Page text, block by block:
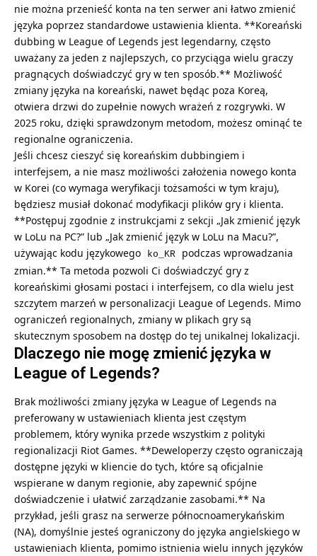
nie można przenieść konta na ten serwer ani łatwo zmienić
języka poprzez standardowe ustawienia klienta. **Koreański
dubbing w League of Legends jest legendarny, często
uważany za jeden z najlepszych, co przyciąga wielu graczy
pragnących doświadczyć gry w ten sposób.** Możliwość
zmiany języka na koreański, nawet będąc poza Koreą,
otwiera drzwi do zupełnie nowych wrażeń z rozgrywki. W
2025 roku, dzięki sprawdzonym metodom, możesz ominąć te
regionalne ograniczenia.
Jeśli chcesz cieszyć się koreańskim dubbingiem i
interfejsem, a nie masz możliwości założenia nowego konta
w Korei (co wymaga weryfikacji tożsamości w tym kraju),
będziesz musiał dokonać modyfikacji plików gry i klienta.
**Postępuj zgodnie z instrukcjami z sekcji „Jak zmienić język
w LoLu na PC?” lub „Jak zmienić język w LoLu na Macu?”,
używając kodu językowego
ko_KR
podczas wprowadzania
zmian.** Ta metoda pozwoli Ci doświadczyć gry z
koreańskimi głosami postaci i interfejsem, co dla wielu jest
szczytem marzeń w personalizacji League of Legends. Mimo
ograniczeń regionalnych, zmiany w plikach gry są
skutecznym sposobem na dostęp do tej unikalnej lokalizacji.
Dlaczego nie mogę zmienić języka w
League of Legends?
Brak możliwości zmiany języka w League of Legends na
preferowany w ustawieniach klienta jest częstym
problemem, który wynika przede wszystkim z polityki
regionalizacji Riot Games. **Deweloperzy często ograniczają
dostępne języki w kliencie do tych, które są oficjalnie
wspierane w danym regionie, aby zapewnić spójne
doświadczenie i ułatwić zarządzanie zasobami.** Na
przykład, jeśli grasz na serwerze północnoamerykańskim
(NA), domyślnie jesteś ograniczony do języka angielskiego w
ustawieniach klienta, pomimo istnienia wielu innych języków